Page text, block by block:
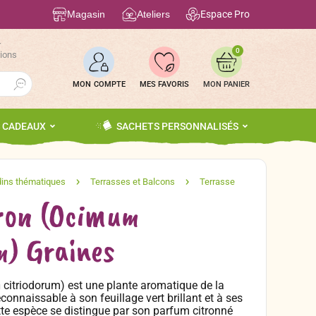
Magasin Ateliers Espace Pro
Search Button
MON COMPTE MES FAVORIS
0
CADEAUX SACHETS PERSONNALISÉS
(Ocimum
Graines
est une plante aromatique de la
à son feuillage vert brillant et à ses
espèce se distingue par son parfum citronné